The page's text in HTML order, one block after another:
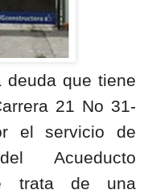
deuda que tiene
21 No 31-
el servicio de
Acueducto
trata de una